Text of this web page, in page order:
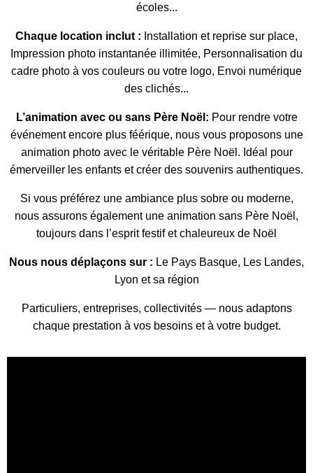
écoles...
Chaque location inclut : Installation et reprise sur place,
Impression photo instantanée illimitée, Personnalisation du
cadre photo à vos couleurs ou votre logo, Envoi numérique
des clichés...
L’animation avec ou sans Père Noël: Pour rendre votre
événement encore plus féérique, nous vous proposons une
animation photo avec le véritable Père Noël. Idéal pour
émerveiller les enfants et créer des souvenirs authentiques.
Si vous préférez une ambiance plus sobre ou moderne,
nous assurons également une animation sans Père Noël,
toujours dans l’esprit festif et chaleureux de Noël
Nous nous déplaçons sur : Le Pays Basque, Les Landes,
Lyon et sa région
Particuliers, entreprises, collectivités — nous adaptons
chaque prestation à vos besoins et à votre budget.